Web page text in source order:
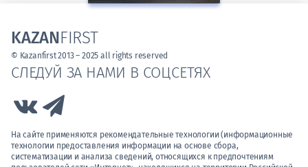
СЛЕДУЙ ЗА НАМИ В СОЦСЕТЯХ
Link to Vk
На сайте применяются рекомендательные технологии (информационные
технологии предоставления информации на основе сбора,
систематизации и анализа сведений, относящихся к предпочтениям
KAZANFIRST
© Kazanfirst 2013 – 2025 all rights reserved